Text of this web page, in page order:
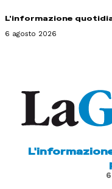
L'informazione
6 agosto 2026